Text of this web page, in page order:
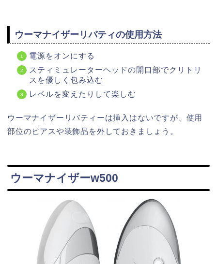
ウーマナイザーリバティの使用方法
電源をオンにする
スティミュレーターヘッドの開口部でクリトリ
スを優しく包み込む
レベルを変えたりして楽しむ
ウーマナイザーリバティーは挿入はないですが、使用
部位のピアスや装飾品を外しておきましょう。
ウーマナイザーw500